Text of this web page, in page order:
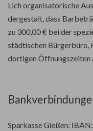
Lich organisatorische
dergestalt, dass
zu 300,00 € bei der
städtischen Bürgerbüro,
dortigen Öffnungszeiten
Sparkasse Gießen: